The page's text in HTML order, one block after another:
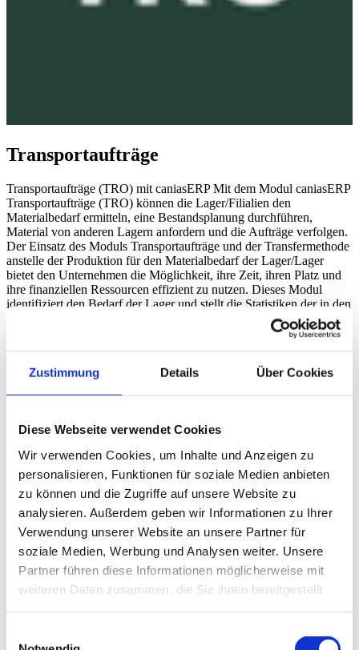
Zustimmung Details Über Cookies
Diese Webseite verwendet Cookies
Wir verwenden Cookies, um Inhalte und Anzeigen zu
personalisieren, Funktionen für soziale Medien anbieten
zu können und die Zugriffe auf unsere Website zu
analysieren. Außerdem geben wir Informationen zu Ihrer
Verwendung unserer Website an unsere Partner für
soziale Medien, Werbung und Analysen weiter. Unsere
Partner führen diese Informationen möglicherweise mit
weiteren Daten zusammen, die Sie ihnen bereitgestellt
Transportaufträge
Transportaufträge (TRO) mit caniasERP Mit dem Modul caniasERP
Transportaufträge (TRO) können die Lager/Filialien den
Materialbedarf ermitteln, eine Bestandsplanung durchführen,
Material von anderen Lagern anfordern und die Aufträge verfolgen.
Der Einsatz des Moduls Transportaufträge und der Transfermethode
anstelle der Produktion für den Materialbedarf der Lager/Lager
bietet den Unternehmen die Möglichkeit, ihre Zeit, ihren Platz und
ihre finanziellen Ressourcen effizient zu nutzen. Dieses Modul
identifiziert den Bedarf der Lager und stellt die Statistiken der in den
Vorjahren aus dem Lager erteilten Aufträge dar. Auf diese Weise
kann die durchschnittliche Bestandsverbrauchszeit berechnet
Filialien können den Materialtransfer auf der Grundlage dieser
Flexible Verteilung
Mit diesem Modul können Transportaufträge verschiedener Lager
von einem einzigen Zentrum aus verwaltet werden. Die
Effizienz des Bestandsmanagements ist dabei unerlässlich. Das
Zentrum wertet alle Anfragen aus. Um diesen Anforderungen
gerecht zu werden, wird eine der flexiblen Verteilungsmethoden
gewählt, die „Nach Bedarf“, „Gleich (Verteilung)“, „Nach
Bedarfsverhältnis“, „Nach Bedarfsverhältnis“ sein kann.
Schnelle Verteilung
Es ist möglich, den Materialbedarf der Fertigungsaufträge im System
automatisch die Menge der benötigten Materialien und die Menge